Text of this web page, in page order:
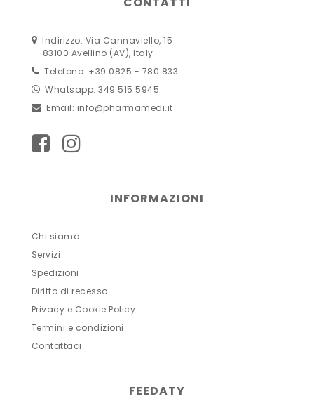
Indirizzo: Via Cannaviello, 15
83100 Avellino (AV), Italy
Telefono: +39 0825 - 780 833
Whatsapp: 349 515 5945
Email: info@pharmamedi.it
INFORMAZIONI
Chi siamo
Servizi
Spedizioni
Diritto di recesso
Privacy e Cookie Policy
Termini e condizioni
Contattaci
FEEDATY